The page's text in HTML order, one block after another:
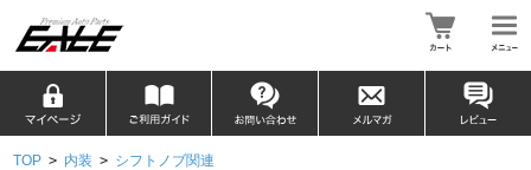
TOP > 内装 > シフトノブ関連